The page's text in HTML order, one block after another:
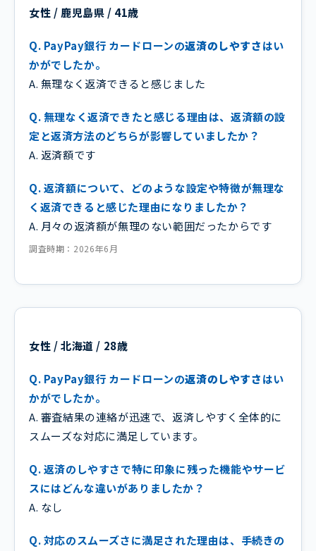
女性 / 鹿児島県 / 41歳
Q. PayPay銀行 カードローンの返済のしやすさはい
かがでしたか。
A. 無理なく返済できると感じました
Q. 無理なく返済できたと感じる理由は、返済額の設
定と返済方法のどちらが影響していましたか？
A. 返済額です
Q. 返済額について、どのような設定や特徴が無理な
く返済できると感じた理由になりましたか？
A. 月々の返済額が無理のない範囲だったからです
調査時期：2026年6月
女性 / 北海道 / 28歳
Q. PayPay銀行 カードローンの返済のしやすさはい
かがでしたか。
A. 審査結果の連絡が迅速で、返済しやすく全体的に
スムーズな対応に満足しています。
Q. 返済のしやすさで特に印象に残った機能やサービ
スにはどんな違いがありましたか？
A. なし
Q. 対応のスムーズさに満足された理由は、手続きの